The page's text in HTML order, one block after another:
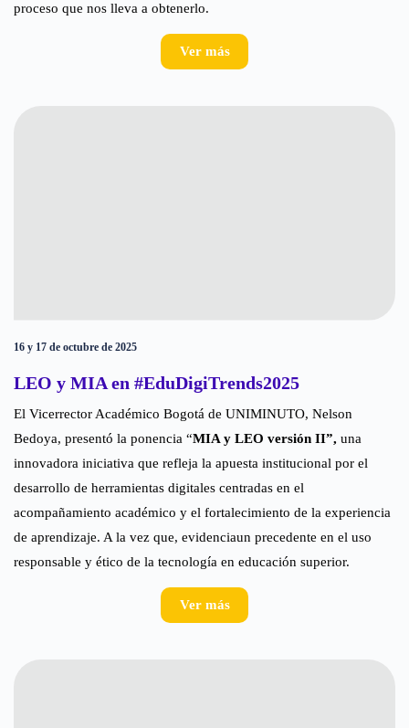
proceso que nos lleva a obtenerlo.
Ver más
16 y 17 de octubre de 2025
LEO y MIA en #EduDigiTrends2025
El Vicerrector Académico Bogotá de UNIMINUTO, Nelson
Bedoya, presentó la ponencia “MIA y LEO versión II”, una
innovadora iniciativa que refleja la apuesta institucional por el
desarrollo de herramientas digitales centradas en el
acompañamiento académico y el fortalecimiento de la experiencia
de aprendizaje. A la vez que, evidenciaun precedente en el uso
responsable y ético de la tecnología en educación superior.
Ver más